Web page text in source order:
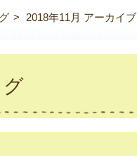
2018年11月 アーカイブ